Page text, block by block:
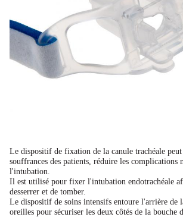
Le dispositif de fixation de la canule trachéale peut
souffrances des patients, réduire les complications
l'intubation.
Il est utilisé pour fixer l'intubation endotrachéale
desserrer et de tomber.
Le dispositif de soins intensifs entoure l'arrière de
oreilles pour sécuriser les deux côtés de la bouche